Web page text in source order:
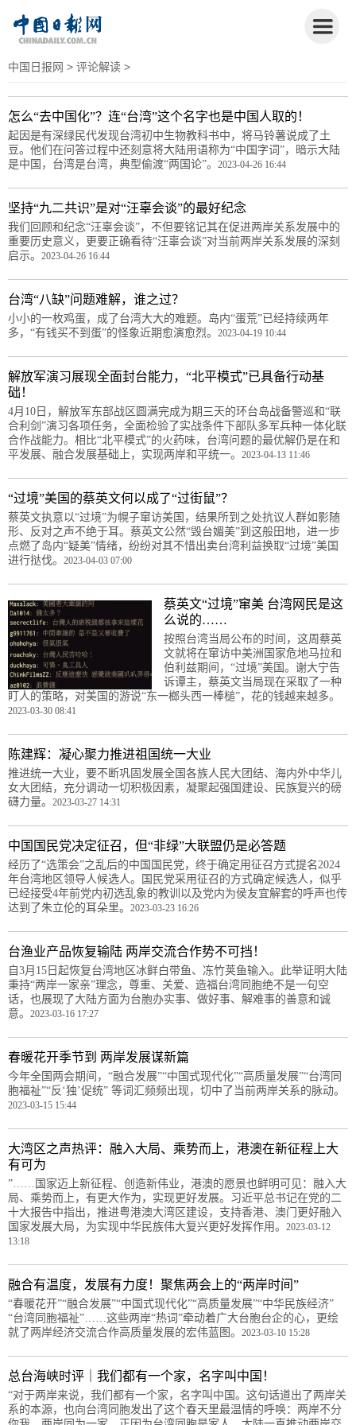
中国日报网 > 评论解读 >
怎么“去中国化”？连“台湾”这个名字也是中国人取的！
起因是有深绿民代发现台湾初中生物教科书中，将马铃薯说成了土
豆。他们在问答过程中还刻意将大陆用语称为“中国字词”，暗示大陆
是中国，台湾是台湾，典型偷渡“两国论”。 2023-04-26 16:44
坚持“九二共识”是对“汪辜会谈”的最好纪念
我们回顾和纪念“汪辜会谈”，不但要铭记其在促进两岸关系发展中的
重要历史意义，更要正确看待“汪辜会谈”对当前两岸关系发展的深刻
启示。 2023-04-26 16:44
台湾“八缺”问题难解，谁之过？
小小的一枚鸡蛋，成了台湾大大的难题。岛内“蛋荒”已经持续两年
多，“有钱买不到蛋”的怪象近期愈演愈烈。 2023-04-19 10:44
解放军演习展现全面封台能力，“北平模式”已具备行动基
础！
4月10日，解放军东部战区圆满完成为期三天的环台岛战备警巡和“联
合利剑”演习各项任务，全面检验了实战条件下部队多军兵种一体化联
合作战能力。相比“北平模式”的火药味，台湾问题的最优解仍是在和
平发展、融合发展基础上，实现两岸和平统一。 2023-04-13 11:46
“过境”美国的蔡英文何以成了“过街鼠”？
蔡英文执意以“过境”为幌子窜访美国，结果所到之处抗议人群如影随
形、反对之声不绝于耳。蔡英文公然“毁台媚美”到这般田地，进一步
点燃了岛内“疑美”情绪，纷纷对其不惜出卖台湾利益换取“过境”美国
进行挞伐。 2023-04-03 07:00
蔡英文“过境”窜美 台湾网民是这
么说的……
按照台湾当局公布的时间，这周蔡英
文就将在窜访中美洲国家危地马拉和
伯利兹期间，“过境”美国。谢大宁告
诉谭主，蔡英文当局现在采取了一种
盯人的策略，对美国的游说“东一榔头西一棒槌”，花的钱越来越多。
2023-03-30 08:41
陈建辉：凝心聚力推进祖国统一大业
推进统一大业，要不断巩固发展全国各族人民大团结、海内外中华儿
女大团结，充分调动一切积极因素，凝聚起强国建设、民族复兴的磅
礴力量。 2023-03-27 14:31
中国国民党决定征召，但“非绿”大联盟仍是必答题
经历了“选策会”之乱后的中国国民党，终于确定用征召方式提名2024
年台湾地区领导人候选人。国民党采用征召的方式确定候选人，似乎
已经接受4年前党内初选乱象的教训以及党内为侯友宜解套的呼声也传
达到了朱立伦的耳朵里。 2023-03-23 16:26
台渔业产品恢复输陆 两岸交流合作势不可挡！
自3月15日起恢复台湾地区冰鲜白带鱼、冻竹荚鱼输入。此举证明大陆
秉持“两岸一家亲”理念，尊重、关爱、造福台湾同胞绝不是一句空
话，也展现了大陆方面为台胞办实事、做好事、解难事的善意和诚
意。 2023-03-16 17:27
春暖花开季节到 两岸发展谋新篇
今年全国两会期间，“融合发展”“中国式现代化”“高质量发展”“台湾同
胞福祉”“反‘独’促统” 等词汇频频出现，切中了当前两岸关系的脉动。
2023-03-15 15:44
大湾区之声热评：融入大局、乘势而上，港澳在新征程上大
有可为
”……国家迈上新征程、创造新伟业，港澳的愿景也鲜明可见：融入大
局、乘势而上，有更大作为，实现更好发展。习近平总书记在党的二
十大报告中指出，推进粤港澳大湾区建设，支持香港、澳门更好融入
国家发展大局，为实现中华民族伟大复兴更好发挥作用。 2023-03-12
13:18
融合有温度，发展有力度！聚焦两会上的“两岸时间”
“春暖花开”“融合发展”“中国式现代化”“高质量发展”“中华民族经济”
“台湾同胞福祉”……这些两岸“热词”牵动着广大台胞台企的心，更绘
就了两岸经济交流合作高质量发展的宏伟蓝图。 2023-03-10 15:28
总台海峡时评｜我们都有一个家，名字叫中国！
“对于两岸来说，我们都有一个家，名字叫中国。这句话道出了两岸关
系的本源，也向台湾同胞发出了这个春天里最温情的呼唤：两岸不分